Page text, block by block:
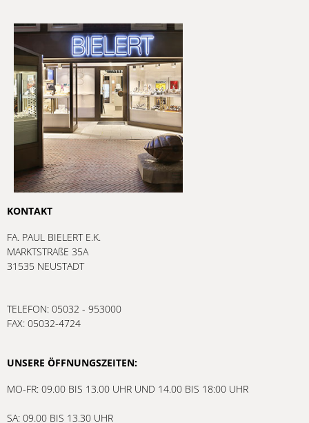
KONTAKT
FA. PAUL BIELERT E.K.
MARKTSTRAßE 35A
31535 NEUSTADT
TELEFON: 05032 - 953000
FAX: 05032-4724
UNSERE ÖFFNUNGSZEITEN:
MO-FR: 09.00 BIS 13.00 UHR UND 14.00 BIS 18:00 UHR
SA: 09.00 BIS 13.30 UHR